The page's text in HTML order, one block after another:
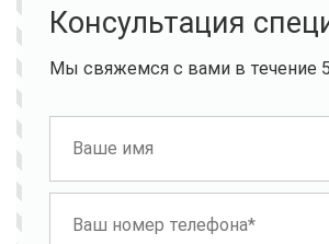
Консультация
Мы свяжемся с вами в течение